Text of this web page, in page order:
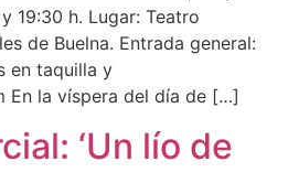
19:30 h. Lugar: Teatro
de Buelna. Entrada general:
en taquilla y
En la víspera del día de […]
‘Un lío de